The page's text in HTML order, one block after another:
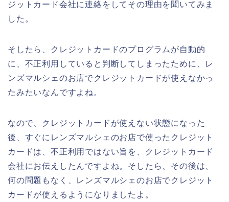
ジットカード会社に連絡をしてその理由を聞いてみま
した。
そしたら、クレジットカードのプログラムが自動的
に、不正利用していると判断してしまったために、レ
ンズマルシェのお店でクレジットカードが使えなかっ
たみたいなんですよね。
なので、クレジットカードが使えない状態になった
後、すぐにレンズマルシェのお店で使ったクレジット
カードは、不正利用ではない旨を、クレジットカード
会社にお伝えしたんですよね。そしたら、その後は、
何の問題もなく、レンズマルシェのお店でクレジット
カードが使えるようになりましたよ。